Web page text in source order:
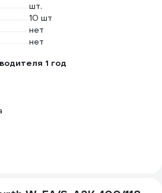
шт.
10 шт
нет
нет
1 год